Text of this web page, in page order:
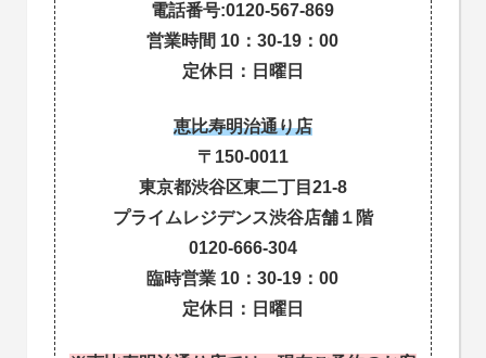
電話番号:0120-567-869
営業時間 10：30-19：00
定休日：日曜日
恵比寿明治通り店
〒150-0011
東京都渋谷区東二丁目21-8
プライムレジデンス渋谷店舗１階
0120-666-304
臨時営業 10：30-19：00
定休日：日曜日